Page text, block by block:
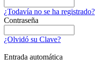
¿Todavía no se ha registrado?
Contraseña
¿Olvidó su Clave?
Entrada automática